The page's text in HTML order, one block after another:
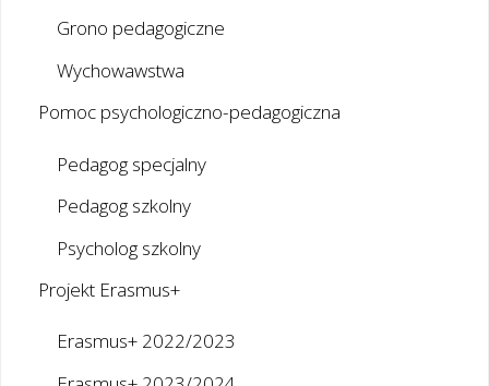
Grono pedagogiczne
Wychowawstwa
Pomoc psychologiczno-pedagogiczna
Pedagog specjalny
Pedagog szkolny
Psycholog szkolny
Projekt Erasmus+
Erasmus+ 2022/2023